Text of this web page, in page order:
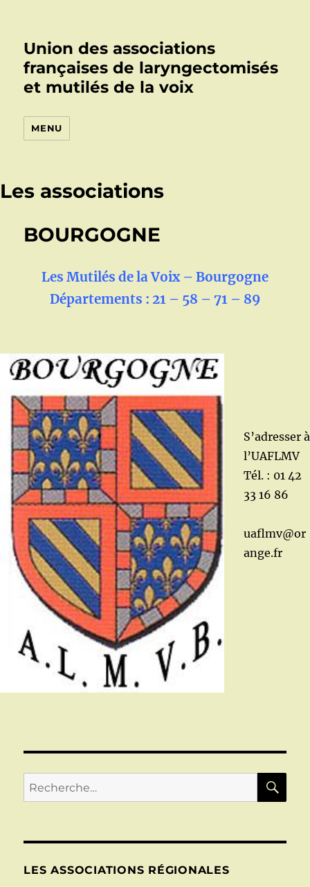
Union des associations
françaises de laryngectomisés
et mutilés de la voix
MENU
Les associations
BOURGOGNE
Les Mutilés de la Voix – Bourgogne
Départements : 21 – 58 – 71 – 89
S’adresser à
l’UAFLMV
Tél. : 01 42
33 16 86
uaflmv@or
ange.fr
Recherche
pour :
LES ASSOCIATIONS RÉGIONALES